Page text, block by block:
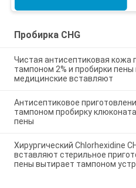
Пробирка CHG
Чистая антисептиковая кожа
тампоном 2% и пробирки пены
медицинские вставляют
Антисептиковое
тампоном пробирку
пены
Хирургический Chlorhexidine
вставляют стерильное
пены вытирает тампоном